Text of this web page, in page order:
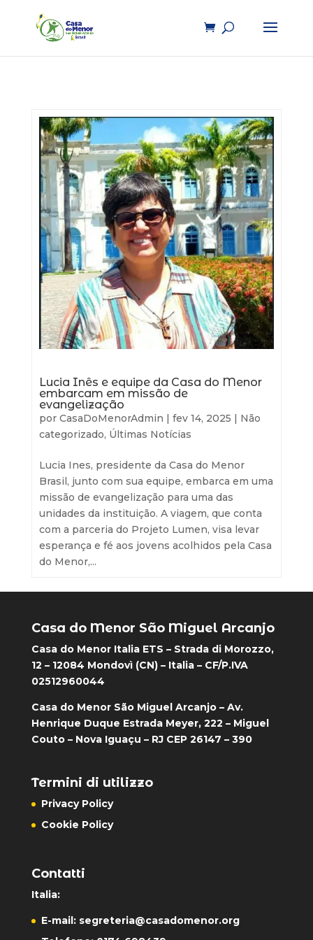
Lucia Inês e equipe da Casa do Menor
embarcam em missão de
evangelização
por CasaDoMenorAdmin | fev 14, 2025 | Não
categorizado, Últimas Notícias
Lucia Ines, presidente da Casa do Menor
Brasil, junto com sua equipe, embarca em uma
missão de evangelização para uma das
unidades da instituição. A viagem, que conta
com a parceria do Projeto Lumen, visa levar
esperança e fé aos jovens acolhidos pela Casa
do Menor,...
Casa do Menor São Miguel Arcanjo
Casa do Menor Italia ETS – Strada di Morozzo,
12 – 12084 Mondovì (CN) – Italia – CF/P.IVA
02512960044
Casa do Menor São Miguel Arcanjo – Av.
Henrique Duque Estrada Meyer, 222 – Miguel
Couto – Nova Iguaçu – RJ CEP 26147 – 390
Termini di utilizzo
Privacy Policy
Cookie Policy
Contatti
Italia:
E-mail: segreteria@casadomenor.org